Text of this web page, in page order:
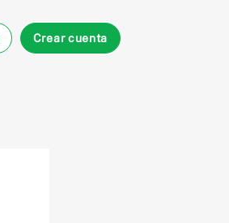
Crear cuenta